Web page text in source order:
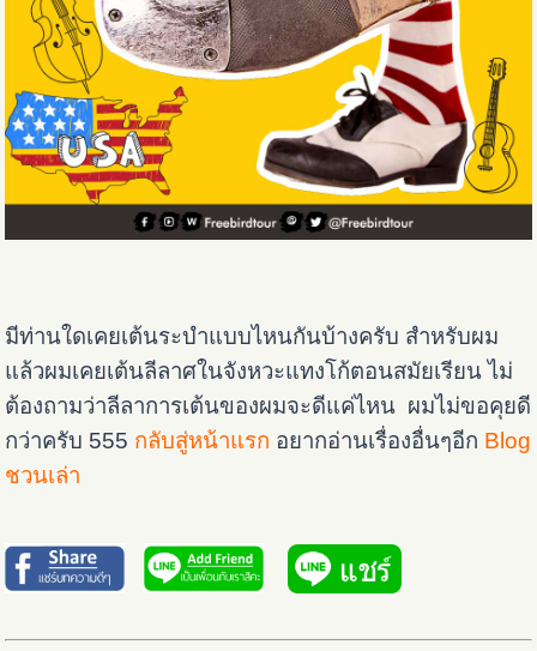
มีท่านใดเคยเต้นระบำแบบไหนกันบ้างครับ สำหรับผม
แล้วผมเคยเต้นลีลาศในจังหวะแทงโก้ตอนสมัยเรียน ไม่
ต้องถามว่าลีลาการเต้นของผมจะดีแค่ไหน ผมไม่ขอคุยดี
กว่าครับ 555 กลับสู่หน้าแรก อยากอ่านเรื่องอื่นๆอีก Blog
ชวนเล่า